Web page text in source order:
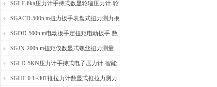
转摩擦力扭矩仪
SGLF-6kn压力计手持式数显轮辐压力计-轮
辐称重压力测力计
SGACD-500n.m扭力扳手表盘式扭力测力扳
手-表盘扭力矩检测扳手
SGDD-500n.m电动扳手定扭矩电动扳手-数
显式电动定扭力矩扳手
SGJN-200n.m扭矩仪数显式螺丝扭力测量
仪-螺栓扭力矩测试仪
SGLD-5KN压力计手持式电子压力计-智能
电子式压力测力计
SGHF-0.1~30T推拉力计数显式推拉力测力